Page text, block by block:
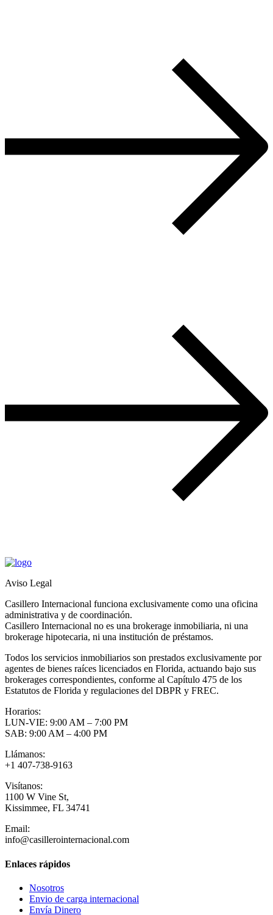
Aviso Legal
Casillero Internacional funciona exclusivamente como una oficina
administrativa y de coordinación.
Casillero Internacional no es una brokerage inmobiliaria, ni una
brokerage hipotecaria, ni una institución de préstamos.
Todos los servicios inmobiliarios son prestados exclusivamente por
agentes de bienes raíces licenciados en Florida, actuando bajo sus
brokerages correspondientes, conforme al Capítulo 475 de los
Estatutos de Florida y regulaciones del DBPR y FREC.
Horarios:
LUN-VIE: 9:00 AM – 7:00 PM
SAB: 9:00 AM – 4:00 PM
Llámanos:
+1 407-738-9163
Visítanos:
1100 W Vine St,
Kissimmee, FL 34741
Email:
info@casillerointernacional.com
Enlaces rápidos
Nosotros
Envio de carga internacional
Envía Dinero